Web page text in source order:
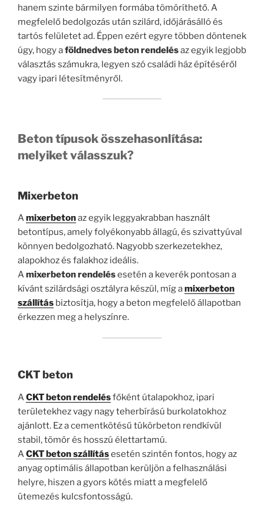
hanem szinte bármilyen formába tömöríthető. A
megfelelő bedolgozás után szilárd, időjárásálló és
tartós felületet ad. Éppen ezért egyre többen döntenek
úgy, hogy aföldnedves beton rendelésaz egyik legjobb
választás számukra, legyen szó családi ház építéséről
vagy ipari létesítményről.
Beton típusok összehasonlítása:
melyiket válasszuk?
Mixerbeton
Amixerbetonaz egyik leggyakrabban használt
betontípus, amely folyékonyabb állagú, és szivattyúval
könnyen bedolgozható. Nagyobb szerkezetekhez,
alapokhoz és falakhoz ideális.
Amixerbeton rendelésesetén a keverék pontosan a
kívánt szilárdsági osztályra készül, míg amixerbeton
szállítás biztosítja, hogy a beton megfelelő állapotban
érkezzen meg a helyszínre.
CKT beton
ACKT beton rendelésfőként útalapokhoz, ipari
területekhez vagy nagy teherbírású burkolatokhoz
ajánlott. Ez a cementkötésű tükörbeton rendkívül
stabil, tömör és hosszú élettartamú.
ACKT beton szállításesetén szintén fontos, hogy az
anyag optimális állapotban kerüljön a felhasználási
helyre, hiszen a gyors kötés miatt a megfelelő
ütemezés kulcsfontosságú.